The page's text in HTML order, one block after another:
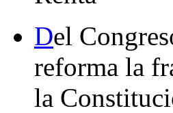
Del
reforma la
la